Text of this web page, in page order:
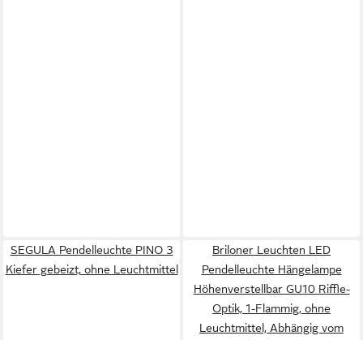
SEGULA Pendelleuchte PINO 3
Kiefer gebeizt, ohne Leuchtmittel
Briloner Leuchten LED
Pendelleuchte Hängelampe
Höhenverstellbar GU10 Riffle-
Optik, 1-Flammig, ohne
Leuchtmittel, Abhängig vom